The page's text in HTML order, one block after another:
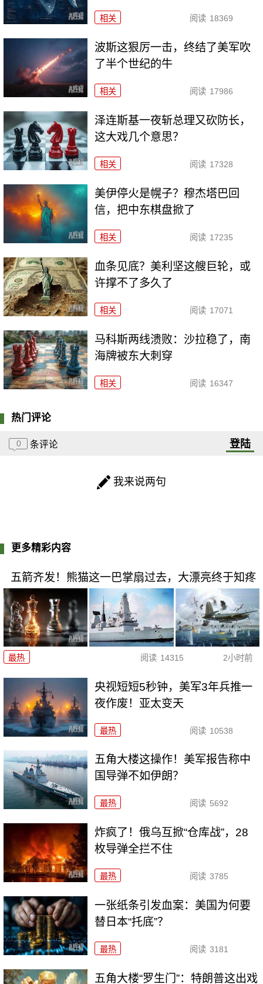
相关 阅读 18369
波斯这狠厉一击，终结了美军吹
了半个世纪的牛
相关 阅读 17986
泽连斯基一夜斩总理又砍防长，
这大戏几个意思？
相关 阅读 17328
美伊停火是幌子？穆杰塔巴回
信，把中东棋盘掀了
相关 阅读 17235
血条见底？美利坚这艘巨轮，或
许撑不了多久了
相关 阅读 17071
马科斯两线溃败：沙拉稳了，南
海牌被东大刺穿
相关 阅读 16347
热门评论
0 条评论 登陆
我来说两句
更多精彩内容
五箭齐发！熊猫这一巴掌扇过去，大漂亮终于知疼
最热 阅读 14315 2小时前
央视短短5秒钟，美军3年兵推一
夜作废！亚太变天
最热 阅读 10538
五角大楼这操作！美军报告称中
国导弹不如伊朗？
最热 阅读 5692
炸疯了！俄乌互掀“仓库战”，28
枚导弹全拦不住
最热 阅读 3785
一张纸条引发血案：美国为何要
替日本“托底”？
最热 阅读 3181
五角大楼“罗生门”：特朗普这出戏